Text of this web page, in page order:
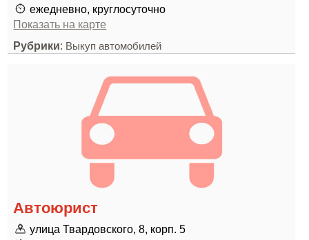
ежедневно, круглосуточно
Показать на карте
Рубрики: Выкуп автомобилей
Автоюрист
улица Твардовского, 8, корп. 5